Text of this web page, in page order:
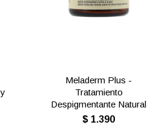
Meladerm Plus -
Tratamiento
Despigmentante Natural
$ 1.390